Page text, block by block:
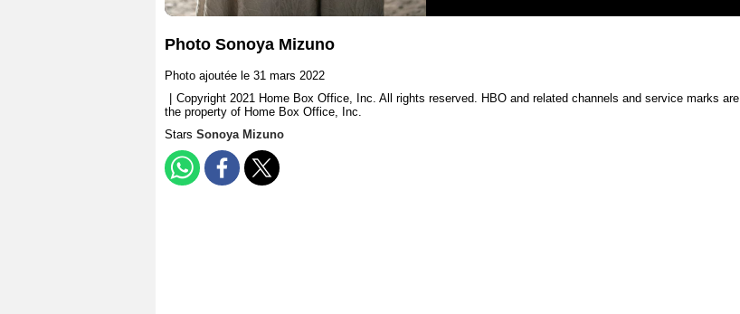
Photo Sonoya Mizuno
Photo ajoutée le 31 mars 2022
Copyright 2021 Home Box Office, Inc. All rights reserved. HBO and related channels and service marks are
the property of Home Box Office, Inc.
Stars Sonoya Mizuno